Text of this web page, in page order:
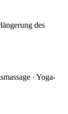
des
· Yoga-